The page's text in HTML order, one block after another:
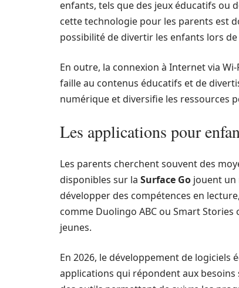
enfants, tels que des jeux éducatifs ou
cette technologie pour les parents est
possibilité de divertir les enfants lors
En outre, la connexion à Internet via
faille au contenus éducatifs et de
numérique et diversifie les ressources
Les applications pour
Les parents cherchent souvent des
disponibles sur la Surface Go jouent un
développer des compétences en
comme Duolingo ABC ou Smart
jeunes.
En 2026, le développement de logiciels
applications qui répondent aux